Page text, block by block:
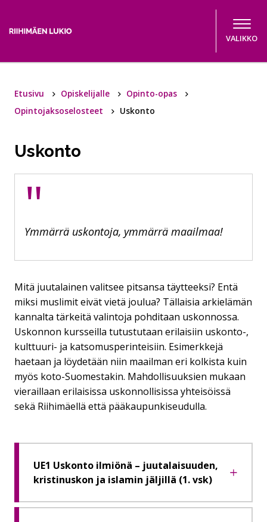
VALIKKO
Etusivu Opiskelijalle
Opinto-opas
Opintojaksoselosteet
Uskonto
Uskonto
"
Ymmärrä uskontoja, ymmärrä maailmaa!
Mitä juutalainen valitsee pitsansa täytteeksi? Entä
miksi muslimit eivät vietä joulua? Tällaisia arkielämän
kannalta tärkeitä valintoja pohditaan uskonnossa.
Uskonnon kursseilla tutustutaan erilaisiin uskonto-,
kulttuuri- ja katsomusperinteisiin. Esimerkkejä
haetaan ja löydetään niin maailman eri kolkista kuin
myös koto-Suomestakin. Mahdollisuuksien mukaan
vieraillaan erilaisissa uskonnollisissa yhteisöissä
sekä Riihimäellä että pääkaupunkiseudulla.
UE1 Uskonto ilmiönä – juutalaisuuden,
kristinuskon ja islamin jäljillä (1. vsk)